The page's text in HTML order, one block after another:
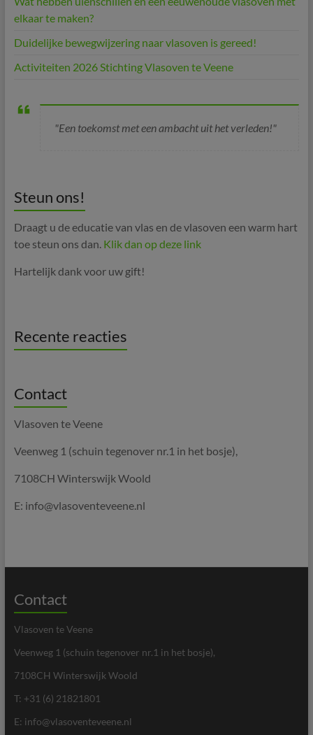
elkaar te maken?
Duidelijke bewegwijzering naar vlasoven is gereed!
Activiteiten 2026 Stichting Vlasoven te Veene
"Een toekomst met een ambacht uit het verleden!"
Steun ons!
Draagt u de educatie van vlas en de vlasoven een warm hart
toe steun ons dan. Klik dan op deze link
Hartelijk dank voor uw gift!
Recente reacties
Contact
Vlasoven te Veene
Veenweg 1 (schuin tegenover nr.1 in het bosje),
7108CH Winterswijk Woold
E: info@vlasoventeveene.nl
Contact
Vlasoven te Veene
Veenweg 1 (schuin tegenover nr.1 in het bosje),
7108CH Winterswijk Woold
T: +31 (6) 21821801
E: info@vlasoventeveene.nl